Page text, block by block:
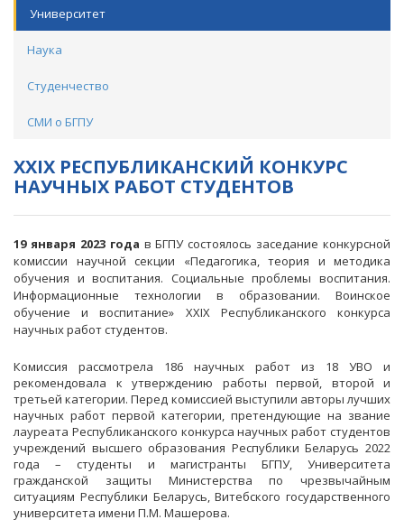
Университет
Наука
Студенчество
СМИ о БГПУ
XXIX РЕСПУБЛИКАНСКИЙ КОНКУРС
НАУЧНЫХ РАБОТ СТУДЕНТОВ
19 января 2023 года в БГПУ состоялось заседание конкурсной
комиссии научной секции «Педагогика, теория и методика
обучения и воспитания. Социальные проблемы воспитания.
Информационные технологии в образовании. Воинское
обучение и воспитание» XXIX Республиканского конкурса
научных работ студентов.
Комиссия рассмотрела 186 научных работ из 18 УВО и
рекомендовала к утверждению работы первой, второй и
третьей категории. Перед комиссией выступили авторы лучших
научных работ первой категории, претендующие на звание
лауреата Республиканского конкурса научных работ студентов
учреждений высшего образования Республики Беларусь 2022
года – студенты и магистранты БГПУ, Университета
гражданской защиты Министерства по чрезвычайным
ситуациям Республики Беларусь, Витебского государственного
университета имени П.М. Машерова.